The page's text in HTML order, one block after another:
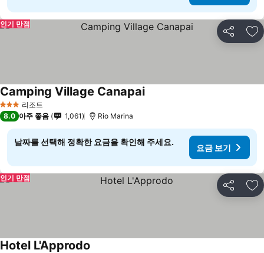
공유 즐
인기 만점
3 성급 리조트
Camping Village Canapai요금 보기
8.0 아주 좋음 1,061 Rio Marina
날짜를 선택해 정확한 요금을 확인해 주세요.
요금 보기
공유 즐
인기 만점
Hotel L'Approdo